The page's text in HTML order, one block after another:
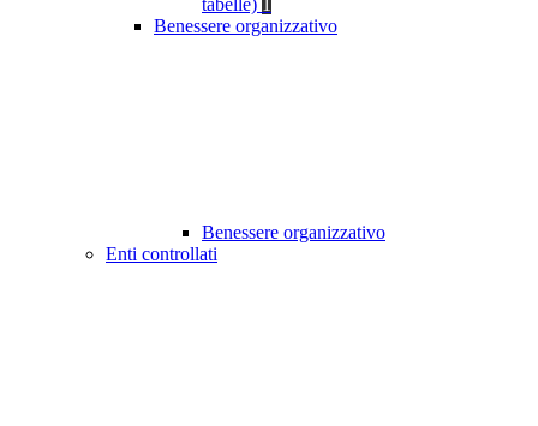
tabelle) 1
Benessere organizzativo
Benessere organizzativo
Enti controllati